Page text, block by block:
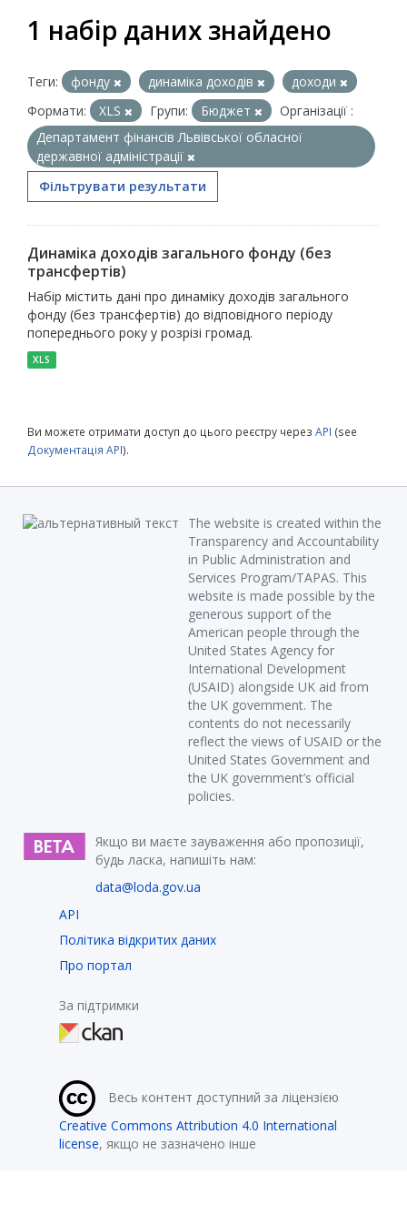
1 набір даних знайдено
Теги: фонду динаміка доходів
доходи
Формати:
XLS Групи: Бюджет
Організації :
Департамент фінансів Львівської обласної
державної адміністрації
Фільтрувати результати
Динаміка доходів загального фонду (без
трансфертів)
Набір містить дані про динаміку доходів загального
фонду (без трансфертів) до відповідного періоду
попереднього року у розрізі громад.
XLS
Ви можете отримати доступ до цього реєстру через API (see
Документація API).
The website is created within the
Transparency and Accountability
in Public Administration and
Services Program/TAPAS. This
website is made possible by the
generous support of the
American people through the
United States Agency for
International Development
(USAID) alongside UK aid from
the UK government. The
contents do not necessarily
reflect the views of USAID or the
United States Government and
the UK government’s official
policies.
Якщо ви маєте зауваження або пропозиції,
будь ласка, напишіть нам:
data@loda.gov.ua
API
Політика відкритих даних
Про портал
За підтримки
Весь контент доступний за ліцензією
Creative Commons Attribution 4.0 International
license, якщо не зазначено інше